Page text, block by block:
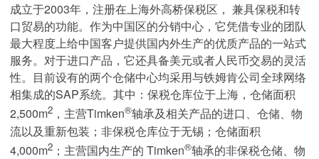
成立于2003年，注册在上海外高桥保税区， 兼具保税和转
口贸易的功能。作为中国区的分销中心，它凭借专业的团队
最大程度上给中国客户提供国内外生产的优质产品的一站式
服务。对于进口产品，它还具备美元或者人民币交易的灵活
性。目前设有的两个仓储中心均采用与铁姆肯公司全球网络
相集成的SAP系统。其中：保税仓库位于上海，仓储面积
2,500m2 ，主营Timken®轴承及相关产品的进口、仓储、物
流以及重新包装；非保税仓库位于无锡；仓储面积
4,000m2 ；主营国内生产的 Timken®轴承的非保税仓储、物